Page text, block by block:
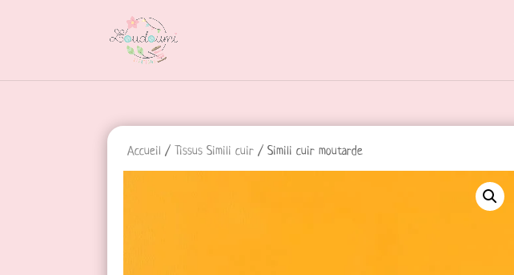
Accueil /Tissus Simili cuir / Simili cuir moutarde